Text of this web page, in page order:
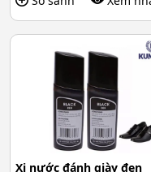
Xi nước đánh giày đen